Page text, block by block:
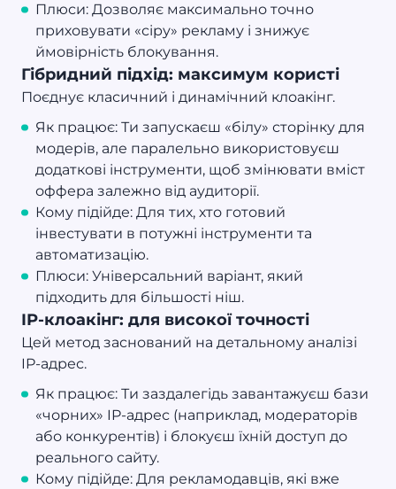
Плюси: Дозволяє максимально точно
приховувати «сіру» рекламу і знижує
ймовірність блокування.
Гібридний підхід: максимум користі
Поєднує класичний і динамічний клоакінг.
Як працює: Ти запускаєш «білу» сторінку для
модерів, але паралельно використовуєш
додаткові інструменти, щоб змінювати вміст
оффера залежно від аудиторії.
Кому підійде: Для тих, хто готовий
інвестувати в потужні інструменти та
автоматизацію.
Плюси: Універсальний варіант, який
підходить для більшості ніш.
IP-клоакінг: для високої точності
Цей метод заснований на детальному аналізі
IP-адрес.
Як працює: Ти заздалегідь завантажуєш бази
«чорних» IP-адрес (наприклад, модераторів
або конкурентів) і блокуєш їхній доступ до
реального сайту.
Кому підійде: Для рекламодавців, які вже